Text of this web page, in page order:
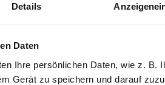
Details
Daten
Ihre persönlichen Daten, wie z. B.
Gerät zu speichern und darauf